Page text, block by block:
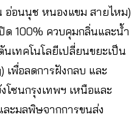
อ่อนนุช หนองแขม สายไหม)
ด 100% ควบคุมกลิ่นและน้ำ
เทคโนโลยีเปลี่ยนขยะเป็น
เพื่อลดการฝังกลบ และ
โซนกรุงเทพฯ เหนือและ
ละมลพิษจากการขนส่ง